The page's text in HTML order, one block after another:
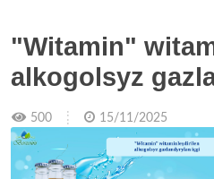
"Witamin"
alkogolsyz
500 15/11/2025